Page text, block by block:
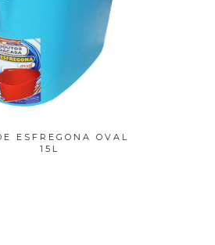
ESFREGONA OVAL
15L